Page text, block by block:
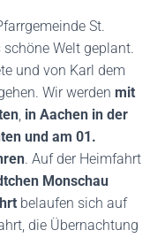
St.
Welt geplant.
und von Karl dem
Wir werden mit
, in Aachen in der
und am 01.
. Auf der Heimfahrt
Monschau
belaufen sich auf
die Übernachtung